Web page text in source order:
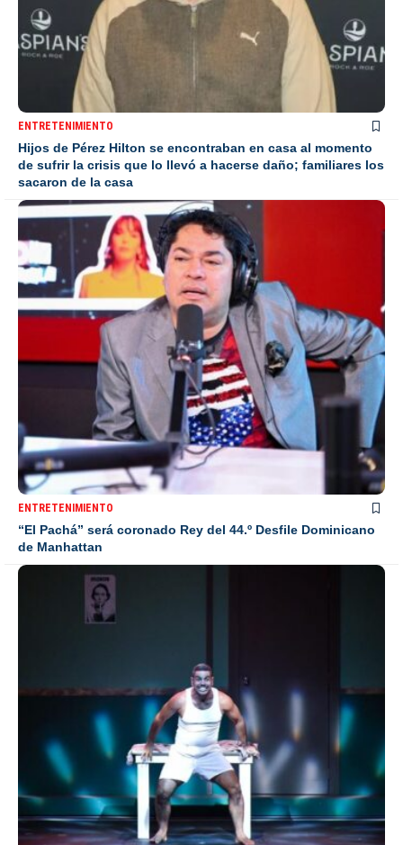
ENTRETENIMIENTO
Hijos de Pérez Hilton se encontraban en casa al momento
de sufrir la crisis que lo llevó a hacerse daño; familiares los
sacaron de la casa
ENTRETENIMIENTO
“El Pachá” será coronado Rey del 44.º Desfile Dominicano
de Manhattan